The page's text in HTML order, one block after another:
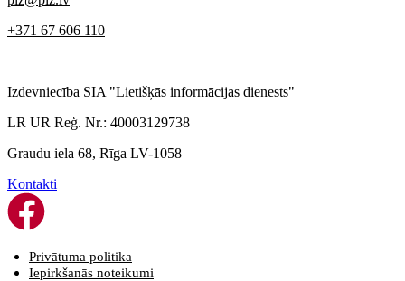
+371 67 606 110
Izdevniecība SIA "Lietišķās informācijas dienests"
LR UR Reģ. Nr.: 40003129738
Graudu iela 68, Rīga LV-1058
Kontakti
Privātuma politika
Iepirkšanās noteikumi